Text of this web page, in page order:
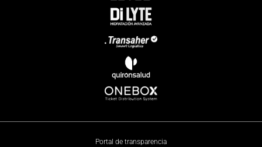
Portal de transparencia